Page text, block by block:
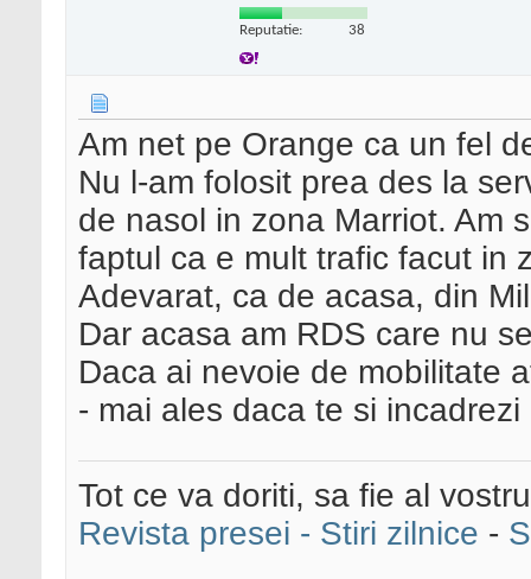
Reputatie: 38
Am net pe Orange ca un fel
Nu l-am folosit prea des la
de nasol in zona Marriot. Am
faptul ca e mult trafic facut in
Adevarat, ca de acasa, din
Dar acasa am RDS care nu
Daca ai nevoie de mobilitate
- mai ales daca te si
Tot ce va doriti, sa fie al
Revista presei - Stiri zilnice -